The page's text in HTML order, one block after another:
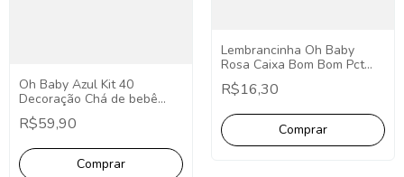
Oh Baby Azul Kit 40
Decoração Chá de bebê
Menino Oh Baby
Lembrancinha Festa Oh
R$59,90
Lembrancinha Oh Baby
Rosa Caixa Bom Bom Pct
C/10 Decoração Chá de
bebê Oh Baby Menina
R$16,30